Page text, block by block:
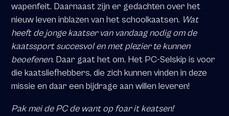
wapenfeit. Daarnaast zijn er gedachten over het
nieuw leven inblazen van het schoolkaatsen. Wat
heeft de jonge kaatser van vandaag nodig om de
kaatssport succesvol en met plezier te kunnen
beoefenen. Daar gaat het om. Het PC-Selskip is voor
die kaatsliefhebbers, die zich kunnen vinden in deze
missie en daar een bijdrage aan willen leveren!
Pak mei de PC de want op foar it keatsen!